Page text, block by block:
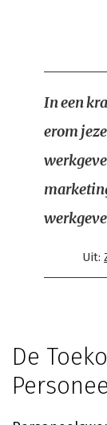
In een
erom
Uit:
De